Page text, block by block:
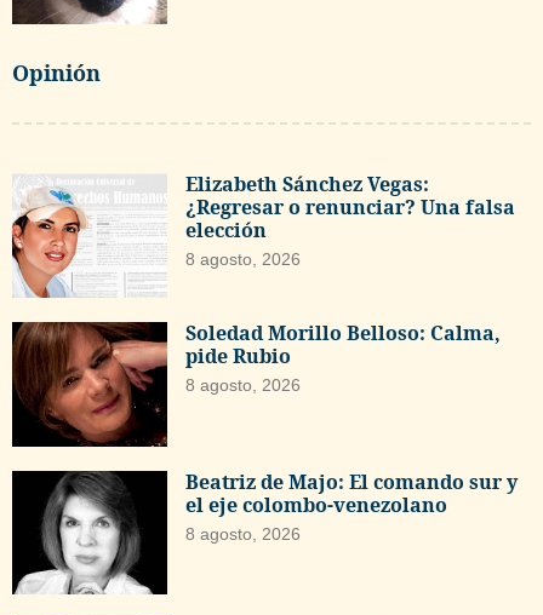
Opinión
Elizabeth Sánchez Vegas:
¿Regresar o renunciar? Una falsa
elección
8 agosto, 2026
Soledad Morillo Belloso: Calma,
pide Rubio
8 agosto, 2026
Beatriz de Majo: El comando sur y
el eje colombo-venezolano
8 agosto, 2026